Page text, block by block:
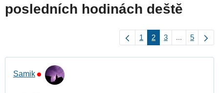
posledních hodinách deště
1 2 3 ... 5
Samik